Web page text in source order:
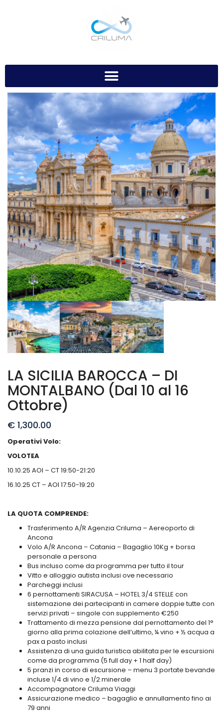
LA SICILIA BAROCCA – DI
MONTALBANO (Dal 10 al 16
Ottobre)
€ 1,300.00
Operativi Volo:
VOLOTEA
10.10.25 AOI – CT19:50-21:20
16.10.25 CT – AOI 17:50-19:20
LA QUOTA COMPRENDE:
Trasferimento A/R Agenzia Criluma – Aereoporto di
Ancona
Volo A/R Ancona – Catania – Bagaglio 10Kg + borsa
personale a persona
Bus incluso come da programma per tutto il tour
Vitto e alloggio autista inclusi ove necessario
Parcheggi inclusi
6 pernottamenti SIRACUSA – HOTEL 3/4 STELLE con
sistemazione dei partecipanti in camere doppie tutte con
servizi privati – singole con supplemento €250
Trattamento di mezza pensione dal pernottamento del 1°
giorno alla prima colazione dell’ultimo, ¼ vino + ½ acqua a
pax a pasto inclusi
Assistenza di una guida turistica abilitata per le escursioni
come da programma (5 full day + 1 half day)
5 pranzi in corso di escursione – menu 3 portate bevande
incluse 1/4 di vino e 1/2 minerale
Accompagnatore Criluma Viaggi
Assicurazione medico – bagaglio e annullamento fino ai
79 anni